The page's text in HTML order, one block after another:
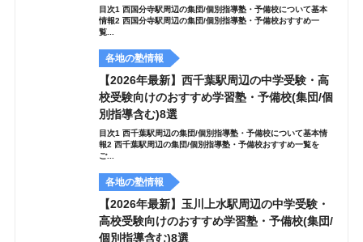
目次1 西国分寺駅周辺の集団/個別指導塾・予備校について基本
情報2 西国分寺駅周辺の集団/個別指導塾・予備校おすすめ一
覧...
各地の塾情報
【2026年最新】西千葉駅周辺の中学受験・高
校受験向けのおすすめ学習塾・予備校(集団/個
別指導含む)8選
目次1 西千葉駅周辺の集団/個別指導塾・予備校について基本情
報2 西千葉駅周辺の集団/個別指導塾・予備校おすすめ一覧を
ご...
各地の塾情報
【2026年最新】玉川上水駅周辺の中学受験・
高校受験向けのおすすめ学習塾・予備校(集団/
個別指導含む)8選